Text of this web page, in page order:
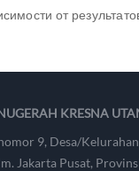
от
KRESNA
9, Desa/
Jakarta Pusat,